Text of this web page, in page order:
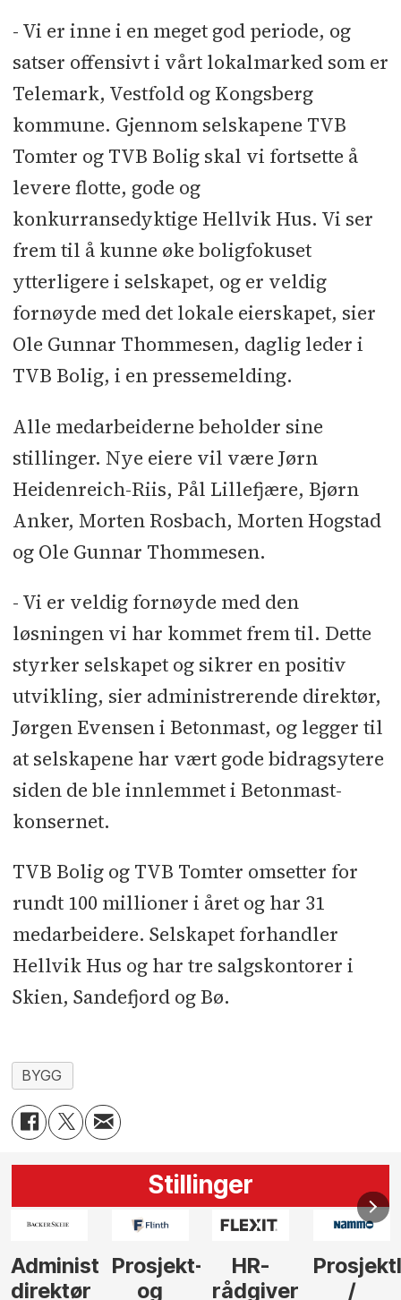
- Vi er inne i en meget god periode, og
satser offensivt i vårt lokalmarked som er
Telemark, Vestfold og Kongsberg
kommune. Gjennom selskapene TVB
Tomter og TVB Bolig skal vi fortsette å
levere flotte, gode og
konkurransedyktige Hellvik Hus. Vi ser
frem til å kunne øke boligfokuset
ytterligere i selskapet, og er veldig
fornøyde med det lokale eierskapet, sier
Ole Gunnar Thommesen, daglig leder i
TVB Bolig, i en pressemelding.
Alle medarbeiderne beholder sine
stillinger. Nye eiere vil være Jørn
Heidenreich-Riis, Pål Lillefjære, Bjørn
Anker, Morten Rosbach, Morten Hogstad
og Ole Gunnar Thommesen.
- Vi er veldig fornøyde med den
løsningen vi har kommet frem til. Dette
styrker selskapet og sikrer en positiv
utvikling, sier administrerende direktør,
Jørgen Evensen i Betonmast, og legger til
at selskapene har vært gode bidragsytere
siden de ble innlemmet i Betonmast-
konsernet.
TVB Bolig og TVB Tomter omsetter for
rundt 100 millioner i året og har 31
medarbeidere. Selskapet forhandler
Hellvik Hus og har tre salgskontorer i
Skien, Sandefjord og Bø.
BYGG
Stillinger
HR-
rådgiver
Prosjektleder
/
Vi
behøver
Anlegg
søker